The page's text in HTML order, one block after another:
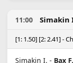
11:00 Simakin
[1: 1.50] [2: 2.41] -
Simakin I. - Bax F.